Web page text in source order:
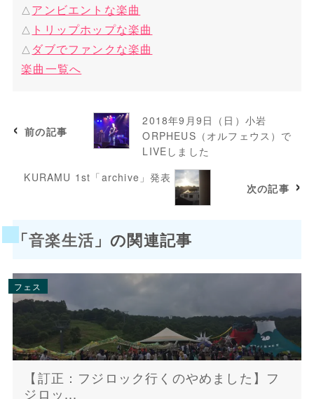
アンビエントな楽曲
トリップホップな楽曲
ダブでファンクな楽曲
楽曲一覧へ
前の記事
2018年9月9日（日）小岩
ORPHEUS（オルフェウス）で
LIVEしました
次の記事
KURAMU 1st「archive」発表
「音楽生活」の関連記事
フェス
【訂正：フジロック行くのやめました】フ
ジロッ...